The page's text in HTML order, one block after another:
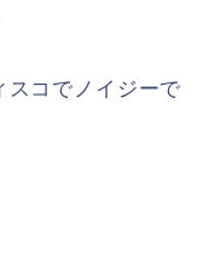
スコでノイジーで